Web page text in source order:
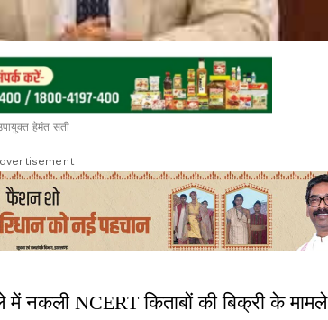
हेमंत सती
में नकली NCERT किताबों की बिक्री के मामले